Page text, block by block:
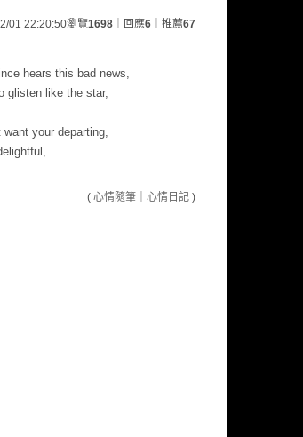
01 22:20:50瀏覽1698 ｜回應6 ｜推薦67
hears this bad news,
glisten like the star,
your departing,
( 心情隨筆 心情日記 )